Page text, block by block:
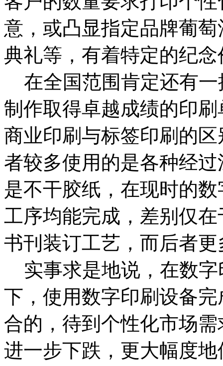
意，或凸显指定品牌葡
典礼等，有着特定的纪念
在全国范围肯定还有一
制作取得卓越成绩的印
商业印刷与标签印刷的
者较多使用的是各种经
是不干胶纸，在现时的
工序均能完成，差别仅
书刊装订工艺，而后者
实事求是地说，在数字
下，使用数字印刷设备
合的，待到个性化市场
进一步下跌，更大幅度